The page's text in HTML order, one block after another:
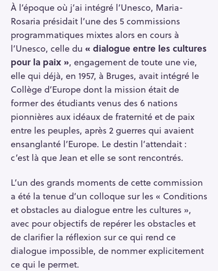
À l’époque où j’ai intégré l’Unesco, Maria-
Rosaria présidait l’une des 5 commissions
programmatiques mixtes alors en cours à
l’Unesco, celle du « dialogue entre les cultures
pour la paix », engagement de toute une vie,
elle qui déjà, en 1957, à Bruges, avait intégré le
Collège d’Europe dont la mission était de
former des étudiants venus des 6 nations
pionnières aux idéaux de fraternité et de paix
entre les peuples, après 2 guerres qui avaient
ensanglanté l’Europe. Le destin l’attendait :
c’est là que Jean et elle se sont rencontrés.
L’un des grands moments de cette commission
a été la tenue d’un colloque sur les « Conditions
et obstacles au dialogue entre les cultures »,
avec pour objectifs de repérer les obstacles et
de clarifier la réflexion sur ce qui rend ce
dialogue impossible, de nommer explicitement
ce qui le permet.